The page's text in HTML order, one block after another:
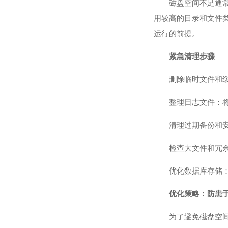
磁盘空间不足通
用较高的目录和文件
运行的前提。
紧急清理步骤
删除临时文件和
整理日志文件：
清理过期备份和
检查大文件和冗
优化数据库存储
优化策略：防患
为了避免磁盘空